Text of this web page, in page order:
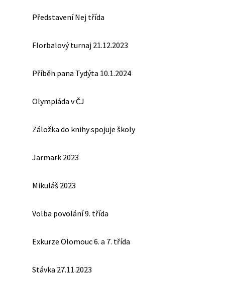
Představení Nej třída
Florbalový turnaj 21.12.2023
Příběh pana Tydýta 10.1.2024
Olympiáda v ČJ
Záložka do knihy spojuje školy
Jarmark 2023
Mikuláš 2023
Volba povolání 9. třída
Exkurze Olomouc 6. a 7. třída
Stávka 27.11.2023